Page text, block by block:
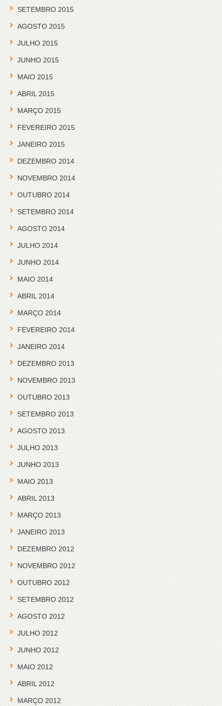
SETEMBRO 2015
AGOSTO 2015
JULHO 2015
JUNHO 2015
MAIO 2015
ABRIL 2015
MARÇO 2015
FEVEREIRO 2015
JANEIRO 2015
DEZEMBRO 2014
NOVEMBRO 2014
OUTUBRO 2014
SETEMBRO 2014
AGOSTO 2014
JULHO 2014
JUNHO 2014
MAIO 2014
ABRIL 2014
MARÇO 2014
FEVEREIRO 2014
JANEIRO 2014
DEZEMBRO 2013
NOVEMBRO 2013
OUTUBRO 2013
SETEMBRO 2013
AGOSTO 2013
JULHO 2013
JUNHO 2013
MAIO 2013
ABRIL 2013
MARÇO 2013
JANEIRO 2013
DEZEMBRO 2012
NOVEMBRO 2012
OUTUBRO 2012
SETEMBRO 2012
AGOSTO 2012
JULHO 2012
JUNHO 2012
MAIO 2012
ABRIL 2012
MARÇO 2012